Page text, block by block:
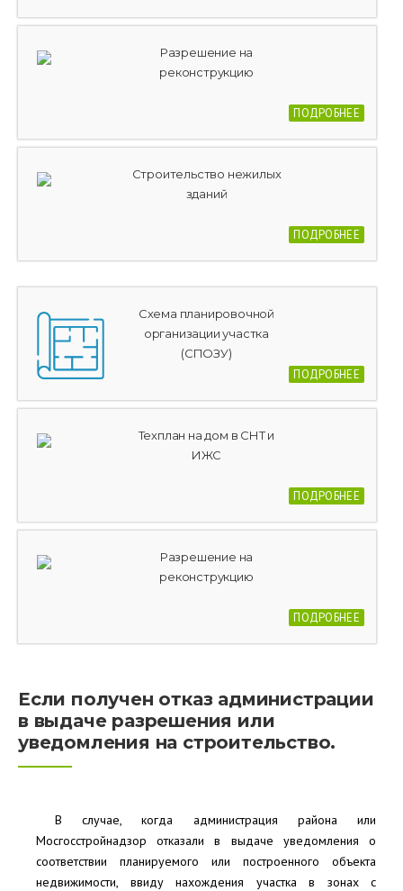
Разрешение на
реконструкцию
ПОДРОБНЕЕ
Строительство нежилых
зданий
ПОДРОБНЕЕ
Схема планировочной
организации участка
(СПОЗУ)
ПОДРОБНЕЕ
Техплан на дом в СНТ и
ИЖС
ПОДРОБНЕЕ
Разрешение на
реконструкцию
ПОДРОБНЕЕ
Если получен отказ администрации
в выдаче разрешения или
уведомления на строительство.
В случае, когда администрация района или
Мосгосстройнадзор отказали в выдаче уведомления о
соответствии планируемого или построенного объекта
недвижимости, ввиду нахождения участка в зонах с